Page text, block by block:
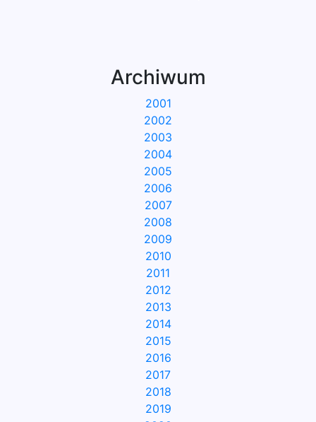
Archiwum
2001
2002
2003
2004
2005
2006
2007
2008
2009
2010
2011
2012
2013
2014
2015
2016
2017
2018
2019